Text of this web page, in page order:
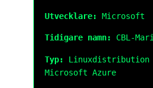
Utvecklare: Microsoft
Tidigare namn: CBL-
Typ:
Linuxdistribution
Microsoft Azure